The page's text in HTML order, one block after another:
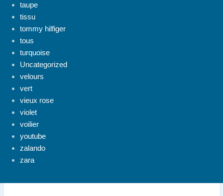
taupe
tissu
tommy hilfiger
tous
turquoise
Uncategorized
velours
vert
vieux rose
violet
voilier
youtube
zalando
zara